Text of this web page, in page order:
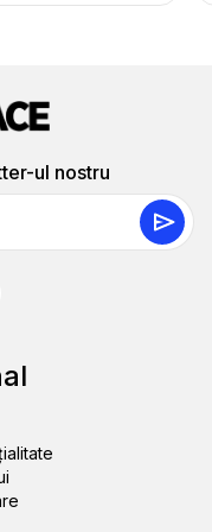
ul nostru